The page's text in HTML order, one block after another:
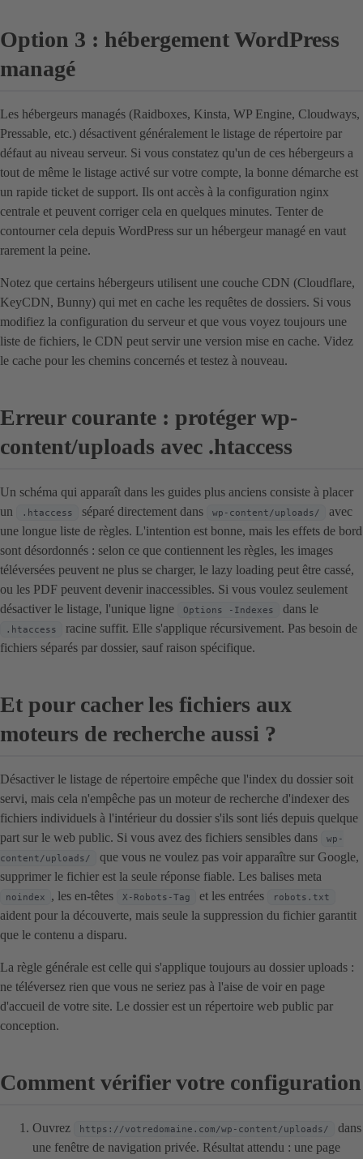
Option 3 : hébergement WordPress
managé
Les hébergeurs managés (Raidboxes, Kinsta, WP Engine, Cloudways,
Pressable, etc.) désactivent généralement le listage de répertoire par
défaut au niveau serveur. Si vous constatez qu'un de ces hébergeurs a
tout de même le listage activé sur votre compte, la bonne démarche est
un rapide ticket de support. Ils ont accès à la configuration nginx
centrale et peuvent corriger cela en quelques minutes. Tenter de
contourner cela depuis WordPress sur un hébergeur managé en vaut
rarement la peine.
Notez que certains hébergeurs utilisent une couche CDN (Cloudflare,
KeyCDN, Bunny) qui met en cache les requêtes de dossiers. Si vous
modifiez la configuration du serveur et que vous voyez toujours une
liste de fichiers, le CDN peut servir une version mise en cache. Videz
le cache pour les chemins concernés et testez à nouveau.
Erreur courante : protéger wp-
content/uploads avec .htaccess
Un schéma qui apparaît dans les guides plus anciens consiste à placer
un
.htaccess séparé directement dans wp-content/uploads/
avec
une longue liste de règles. L'intention est bonne, mais les effets de bord
sont désordonnés : selon ce que contiennent les règles, les images
téléversées peuvent ne plus se charger, le lazy loading peut être cassé,
ou les PDF peuvent devenir inaccessibles. Si vous voulez seulement
désactiver le listage, l'unique ligne
Options -Indexes dans le
.htaccess
racine suffit. Elle s'applique récursivement. Pas besoin de
fichiers séparés par dossier, sauf raison spécifique.
Et pour cacher les fichiers aux
moteurs de recherche aussi ?
Désactiver le listage de répertoire empêche que l'index du dossier soit
servi, mais cela n'empêche pas un moteur de recherche d'indexer des
fichiers individuels à l'intérieur du dossier s'ils sont liés depuis quelque
part sur le web public. Si vous avez des fichiers sensibles dans
wp-
content/uploads/
que vous ne voulez pas voir apparaître sur Google,
supprimer le fichier est la seule réponse fiable. Les balises meta
noindex , les en-têtes X-Robots-Tag et les entrées robots.txt
aident pour la découverte, mais seule la suppression du fichier garantit
que le contenu a disparu.
La règle générale est celle qui s'applique toujours au dossier uploads :
ne téléversez rien que vous ne seriez pas à l'aise de voir en page
d'accueil de votre site. Le dossier est un répertoire web public par
conception.
Comment vérifier votre configuration
Ouvrez https://votredomaine.com/wp-content/uploads/
dans
une fenêtre de navigation privée. Résultat attendu : une page